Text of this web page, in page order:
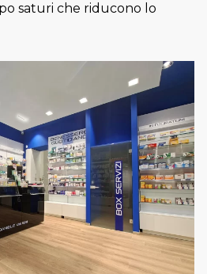
saturi che riducono lo